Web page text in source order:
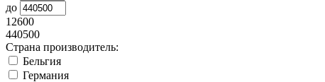
до
12600
440500
Страна производитель:
Бельгия
Германия